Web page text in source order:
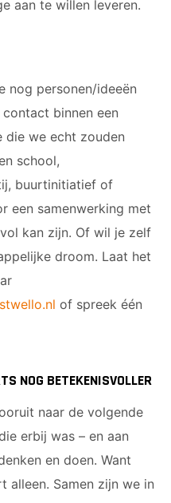
aan te willen leveren.
nog personen/ideeën
binnen een
die we echt zouden
school,
buurtinitiatief of
een samenwerking met
kan zijn. Of wil je zelf
droom. Laat het
of spreek één
NOG BETEKENISVOLLER
naar de volgende
erbij was – en aan
en doen. Want
alleen. Samen zijn we in